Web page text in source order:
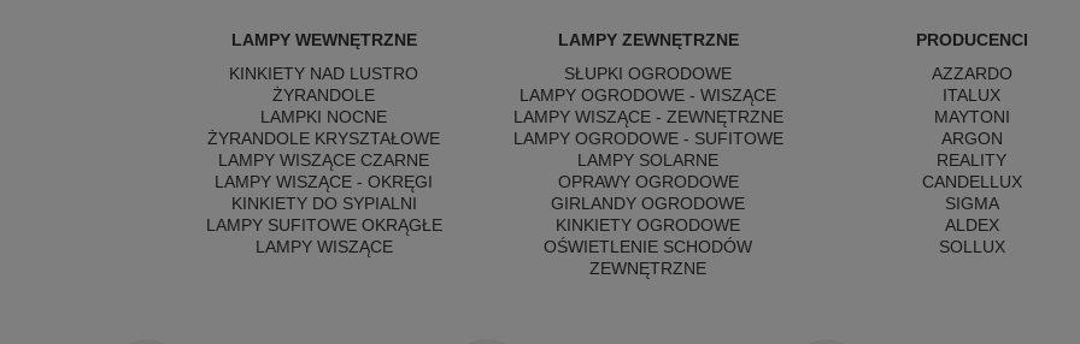
LAMPY WEWNĘTRZNE
KINKIETY NAD LUSTRO
ŻYRANDOLE
LAMPKI NOCNE
ŻYRANDOLE KRYSZTAŁOWE
LAMPY WISZĄCE CZARNE
LAMPY WISZĄCE - OKRĘGI
KINKIETY DO SYPIALNI
LAMPY SUFITOWE OKRĄGŁE
LAMPY WISZĄCE
LAMPY ZEWNĘTRZNE
SŁUPKI OGRODOWE
LAMPY OGRODOWE - WISZĄCE
LAMPY WISZĄCE - ZEWNĘTRZNE
LAMPY OGRODOWE - SUFITOWE
LAMPY SOLARNE
OPRAWY OGRODOWE
GIRLANDY OGRODOWE
KINKIETY OGRODOWE
OŚWIETLENIE SCHODÓW
ZEWNĘTRZNE
PRODUCENCI
AZZARDO
ITALUX
MAYTONI
ARGON
REALITY
CANDELLUX
SIGMA
ALDEX
SOLLUX